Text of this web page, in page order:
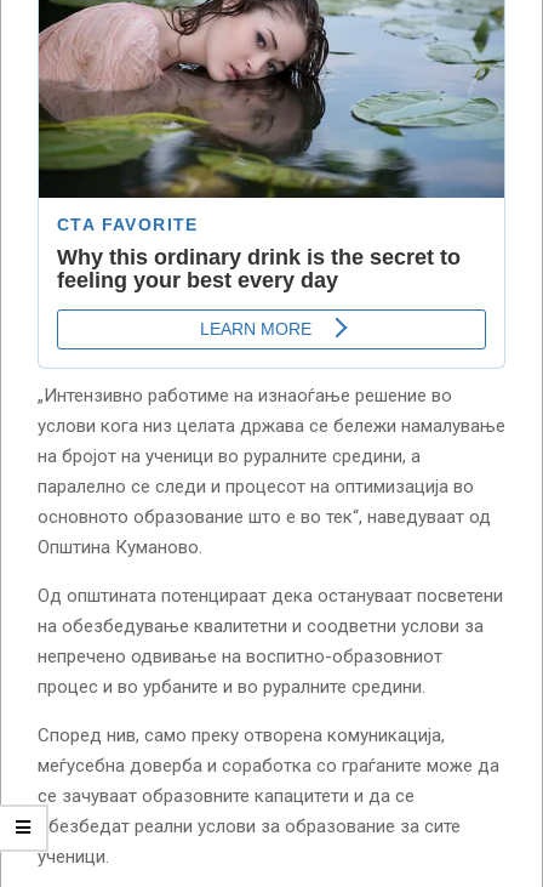
„Интензивно работиме на изнаоѓање решение во
услови кога низ целата држава се бележи намалување
на бројот на ученици во руралните средини, а
паралелно се следи и процесот на оптимизација во
основното образование што е во тек“, наведуваат од
Општина Куманово.
Од општината потенцираат дека остануваат посветени
на обезбедување квалитетни и соодветни услови за
непречено одвивање на воспитно-образовниот
процес и во урбаните и во руралните средини.
Според нив, само преку отворена комуникација,
меѓусебна доверба и соработка со граѓаните може да
се зачуваат образовните капацитети и да се
обезбедат реални услови за образование за сите
ученици.